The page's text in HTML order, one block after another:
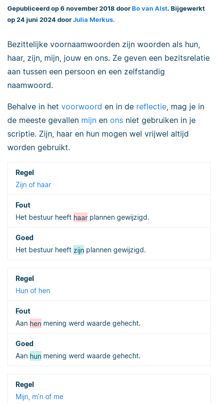
Gepubliceerd op 6 november 2018 door Bo van Alst. Bijgewerkt
op 24 juni 2024 door Julia Merkus.
Bezittelijke voornaamwoorden zijn woorden als hun,
haar, zijn, mijn, jouw en ons. Ze geven een bezitsrelatie
aan tussen een persoon en een zelfstandig
naamwoord.
Behalve in het voorwoord en in de reflectie, mag je in
de meeste gevallen mijn en ons niet gebruiken in je
scriptie. Zijn, haar en hun mogen wel vrijwel altijd
worden gebruikt.
Zijn of haar
Het bestuur heeft haar plannen gewijzigd.
Het bestuur heeft zijn plannen gewijzigd.
Hun of hen
Aan hen mening werd waarde gehecht.
Aan hun mening werd waarde gehecht.
Mijn, m’n of me